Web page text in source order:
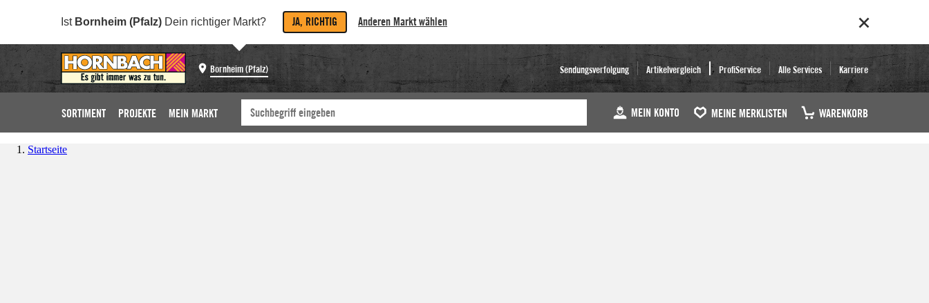
Ist Bornheim (Pfalz) Dein richtiger Markt? JA, RICHTIG Anderen Markt wählen
Bornheim (Pfalz) Sendungsverfolgung Artikelvergleich ProfiService Alle Services Karriere
SORTIMENT PROJEKTE MEIN MARKT MEIN KONTO MEINE MERKLISTEN WARENKORB
Startseite